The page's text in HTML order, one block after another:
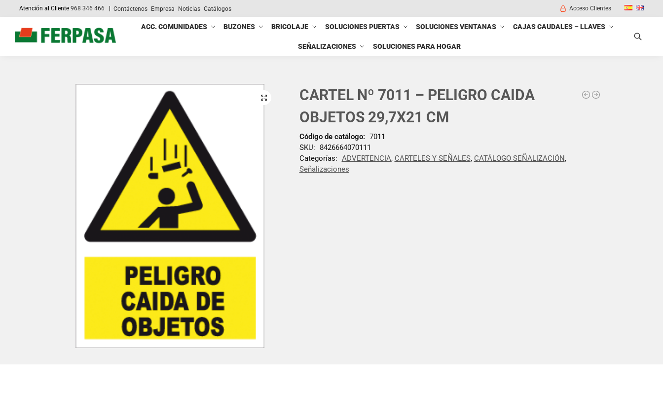
Atención al Cliente968 346 466 Contáctenos Empresa Noticias Catálogos Acceso Clientes
ACC. COMUNIDADES BUZONES BRICOLAJE SOLUCIONES PUERTAS SOLUCIONES VENTANAS CAJAS CAUDALES – LLAVES
SEÑALIZACIONES SOLUCIONES PARA HOGAR
Search
CARTEL Nº 7011 – PELIGRO CAIDA
OBJETOS 29,7X21 CM
Código de catálogo: 7011
SKU: 8426664070111
Categorías: ADVERTENCIA, CARTELES Y SEÑALES, CATÁLOGO SEÑALIZACIÓN,
Señalizaciones